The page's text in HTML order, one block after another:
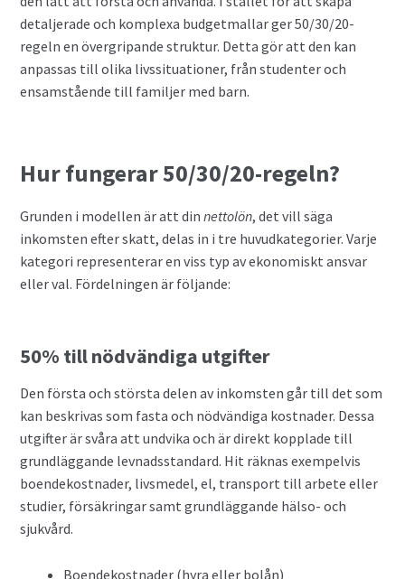
detaljerade och komplexa budgetmallar ger 50/30/20-
regeln en övergripande struktur. Detta gör att den kan
anpassas till olika livssituationer, från studenter och
ensamstående till familjer med barn.
Hur fungerar 50/30/20-regeln?
Grunden i modellen är att dinnettolön, det vill säga
inkomsten efter skatt, delas in i tre huvudkategorier. Varje
kategori representerar en viss typ av ekonomiskt ansvar
eller val. Fördelningen är följande:
50% till nödvändiga utgifter
Den första och största delen av inkomsten går till det som
kan beskrivas som fasta och nödvändiga kostnader. Dessa
utgifter är svåra att undvika och är direkt kopplade till
grundläggande levnadsstandard. Hit räknas exempelvis
boendekostnader, livsmedel, el, transport till arbete eller
studier, försäkringar samt grundläggande hälso- och
sjukvård.
Boendekostnader (hyra eller bolån)